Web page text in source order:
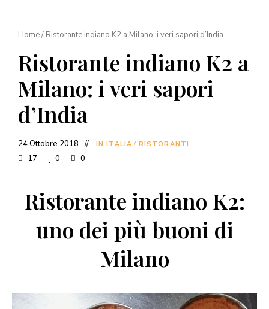
Home/ Ristorante indiano K2 a Milano: i veri sapori d’India
Ristorante indiano K2 a
Milano: i veri sapori
d’India
24 Ottobre 2018 IN ITALIA / RISTORANTI
17 0 0
Ristorante indiano K2:
uno dei più buoni di
Milano